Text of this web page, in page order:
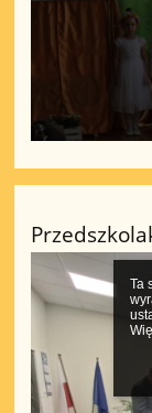
Ta